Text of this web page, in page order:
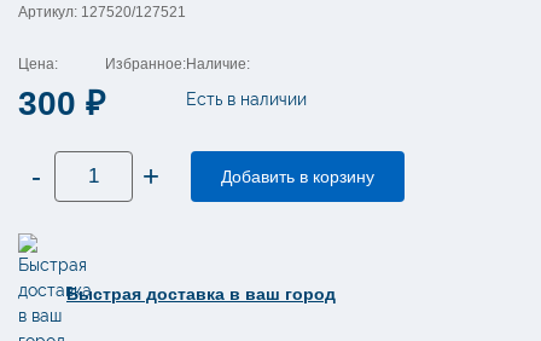
Артикул: 127520/127521
Цена:
300 ₽
Избранное:Наличие:
Есть в наличии
-
Количество
товара
рулонах
Tellus
(Торк)
Премиум
2
+ Добавить в корзину
Быстрая доставка в ваш город